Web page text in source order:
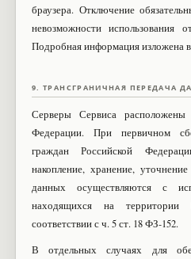
браузера. Отключение
невозможности использования
Подробная информация изложена в
9. ТРАНСГРАНИЧНАЯ ПЕРЕДАЧА
Серверы Сервиса расположены
Федерации. При первичном
граждан Российской
накопление, хранение,
данных осуществляются с
находящихся на территории
соответствии с ч. 5 ст. 18 ФЗ-152.
В отдельных случаях для